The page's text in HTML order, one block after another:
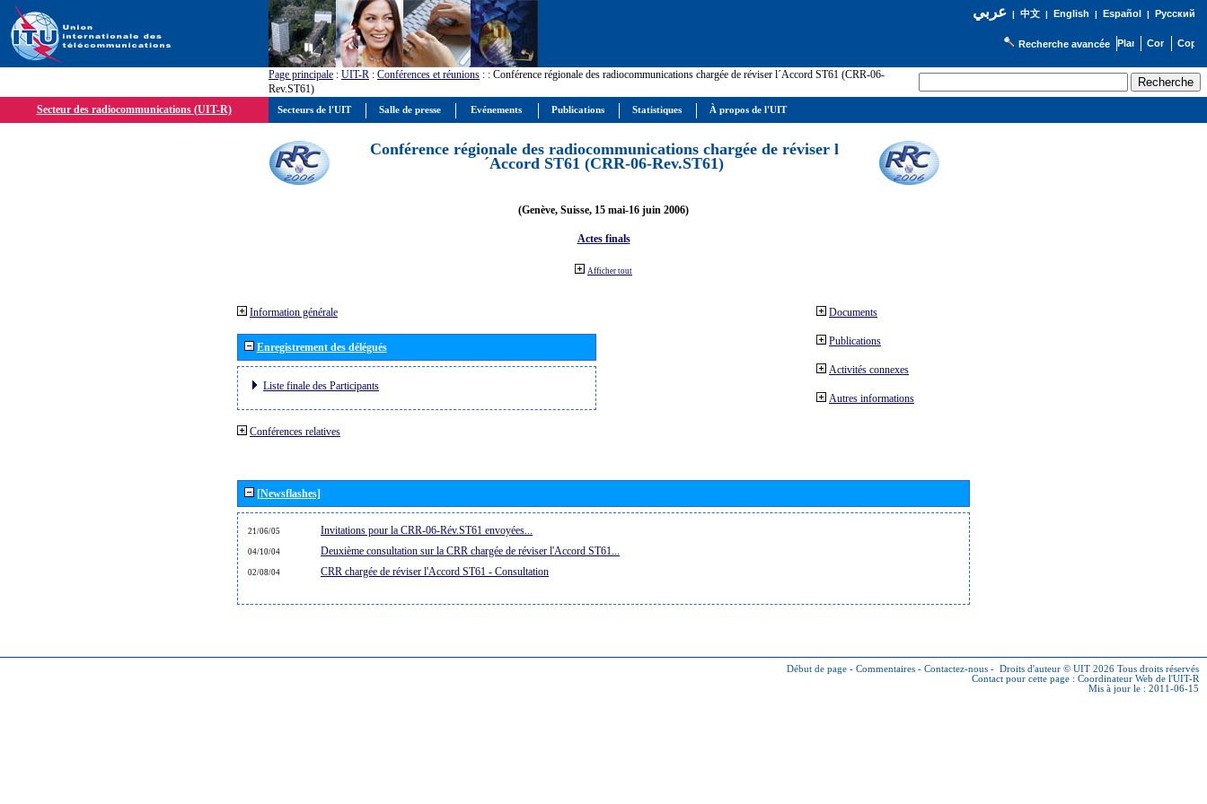
عربي| 中文| English | Español | Русский
Recherche avancée
Page principale : UIT-R : Conférences et réunions : : Conférence régionale des radiocommunications chargée de réviser l´Accord ST61 (CRR-06-
Rev.ST61)
Secteur des radiocommunications (UIT-R)
Conférence régionale des radiocommunications chargée de réviser l
´Accord ST61 (CRR-06-Rev.ST61)
(Genève, Suisse, 15 mai-16 juin 2006)
Actes finals
Afficher tout
Information générale
Enregistrement des délégués
Liste finale des Participants
Conférences relatives
Documents
Publications
Activités connexes
Autres informations
[Newsflashes]
21/06/05 Invitations pour la CRR-06-Rév.ST61 envoyées...
04/10/04 Deuxième consultation sur la CRR chargée de réviser l'Accord ST61...
02/08/04 CRR chargée de réviser l'Accord ST61 - Consultation
Début de page - Commentaires - Contactez-nous - Droits d'auteur © UIT 2026 Tous droits réservés
Contact pour cette page : Coordinateur Web de l'UIT-R
Mis à jour le : 2011-06-15
Secteurs de l'UIT Salle de presse Evénements Publications Statistiques À propos de l'UIT